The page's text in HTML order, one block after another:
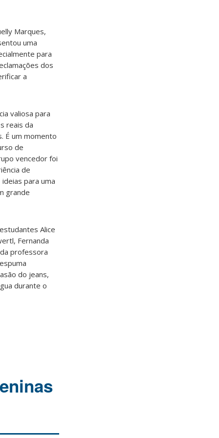
Marques,
uma
para
dos
a
valiosa para
reais da
É um momento
de
vencedor foi
de
para uma
grande
Alice
Fernanda
professora
do jeans,
durante o